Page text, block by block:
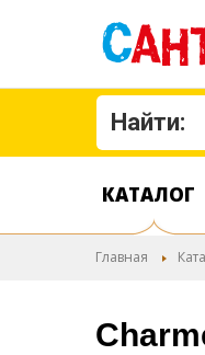
Найти:
КАТАЛОГ
Главная